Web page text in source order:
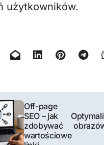
użytkowników.
Off-page
SEO – jak
zdobywać
wartościowe